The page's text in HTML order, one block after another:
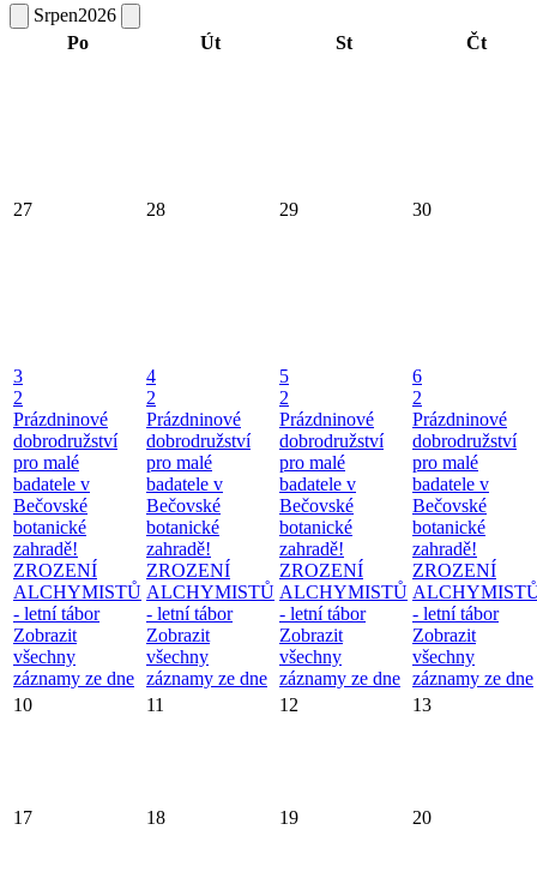
Srpen2026
Po
Út St Čt
27 28 29 30
3
2
Prázdninové
dobrodružství
pro malé
badatele v
Bečovské
botanické
zahradě!
ZROZENÍ
ALCHYMISTŮ
- letní tábor
Zobrazit
všechny
záznamy ze dne
4
2
Prázdninové
dobrodružství
pro malé
badatele v
Bečovské
botanické
zahradě!
ZROZENÍ
ALCHYMISTŮ
- letní tábor
Zobrazit
všechny
záznamy ze dne
5
2
Prázdninové
dobrodružství
pro malé
badatele v
Bečovské
botanické
zahradě!
ZROZENÍ
ALCHYMISTŮ
- letní tábor
Zobrazit
všechny
záznamy ze dne
6
2
Prázdninové
dobrodružství
pro malé
badatele v
Bečovské
botanické
zahradě!
ZROZENÍ
- letní tábor
Zobrazit
všechny
záznamy ze dne
10
11 12 13
17 18 19 20